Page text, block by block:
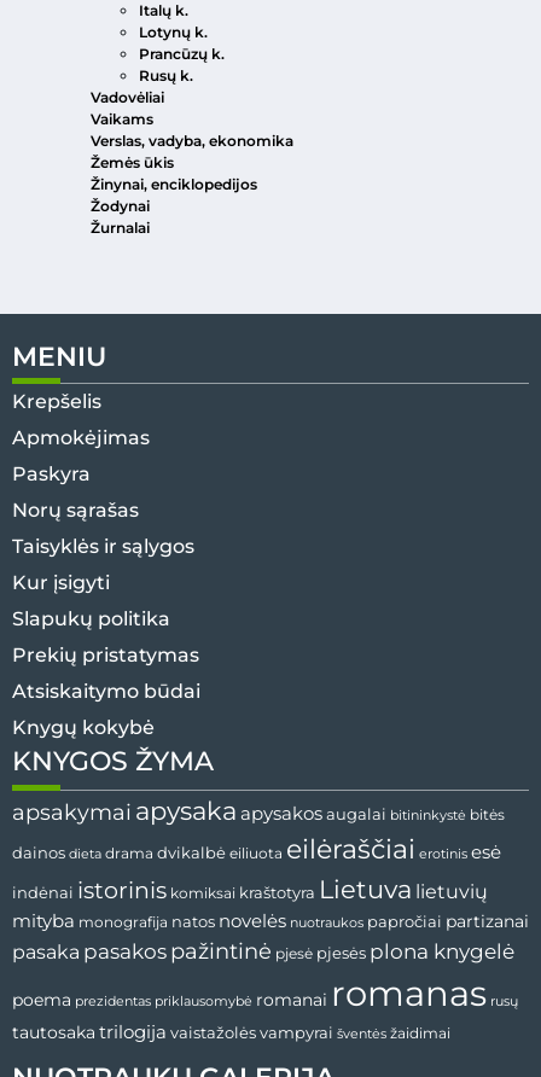
Italų k.
Lotynų k.
Prancūzų k.
Rusų k.
Vadovėliai
Vaikams
Verslas, vadyba, ekonomika
Žemės ūkis
Žinynai, enciklopedijos
Žodynai
Žurnalai
MENIU
Krepšelis
Apmokėjimas
Paskyra
Norų sąrašas
Taisyklės ir sąlygos
Kur įsigyti
Slapukų politika
Prekių pristatymas
Atsiskaitymo būdai
Knygų kokybė
KNYGOS ŽYMA
apsakymai apysaka apysakos augalai bitininkystė bitės
dainos dieta drama dvikalbė eiliuota eilėraščiai erotinis esė
indėnai istorinis komiksai kraštotyra Lietuva lietuvių
mityba monografija natos novelės nuotraukos papročiai partizanai
pasaka pasakos pažintinė pjesė pjesės plona knygelė
poema prezidentas priklausomybė romanai romanas rusų
tautosaka trilogija vaistažolėsvampyrai šventės žaidimai